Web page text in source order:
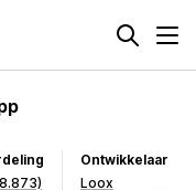
Ontwikkelaar
Loox